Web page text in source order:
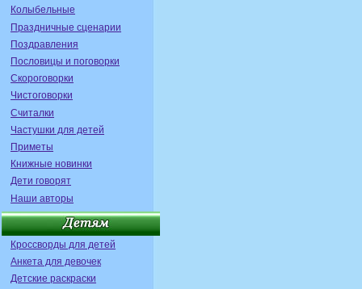
Колыбельные
Праздничные сценарии
Поздравления
Пословицы и поговорки
Скороговорки
Чистоговорки
Считалки
Частушки для детей
Приметы
Книжные новинки
Дети говорят
Наши авторы
Кроссворды для детей
Анкета для девочек
Детские раскраски